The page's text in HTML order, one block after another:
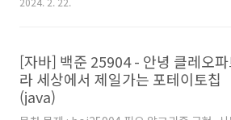
레이션 M개의 명령에 대해 시뮬레이션을 돌려봐
왜 Scanner를 쓰지 않고 BufferedReader를
사용했는지 등에 대해서는 '자바로 백준 풀 때의
팁 및 주의점' 글을 참고해주세요. 백준을 자바로
풀어보려고 시작하시는 분이나, 백준에서 자바
[자바] 백준 25904 - 안녕 클레오
라 세상에서 제일가는 포테이토칩
(java)